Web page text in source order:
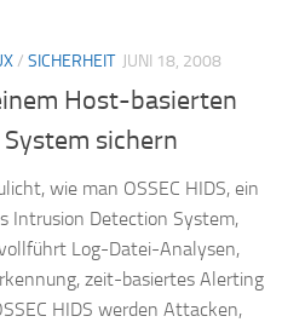
/ SICHERHEIT JUNI 18, 2008
Host-basierten
sichern
wie man OSSEC HIDS, ein
Intrusion Detection System,
Log-Datei-Analysen,
zeit-basiertes Alerting
HIDS werden Attacken,